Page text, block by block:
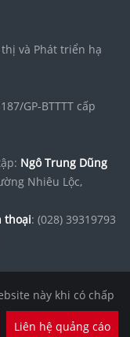
và Phát triển hạ
GP-BTTTT cấp
Ngô Trung Dũng
Nhiêu Lộc,
thoại: (028) 39319793
này khi có chấp
Liên hệ quảng cáo